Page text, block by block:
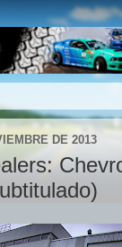
DE 2013